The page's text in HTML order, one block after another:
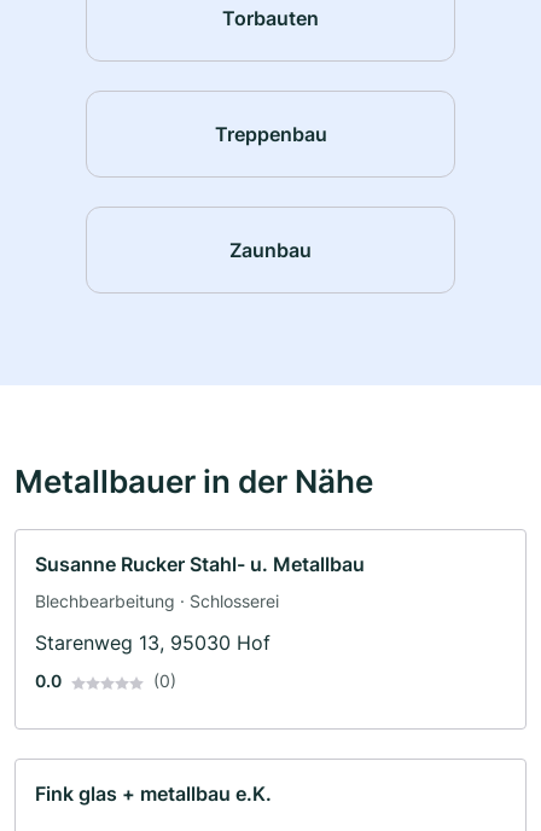
Torbauten
Treppenbau
Zaunbau
Metallbauer in der Nähe
Susanne Rucker Stahl- u. Metallbau
Blechbearbeitung · Schlosserei
Starenweg 13, 95030 Hof
0.0 (0)
Fink glas + metallbau e.K.